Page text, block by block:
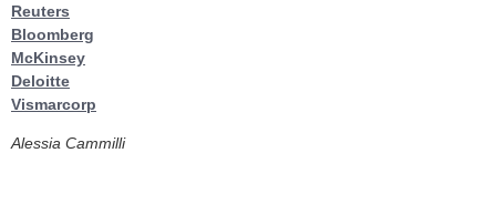
Reuters
Bloomberg
McKinsey
Deloitte
Vismarcorp
Alessia Cammilli